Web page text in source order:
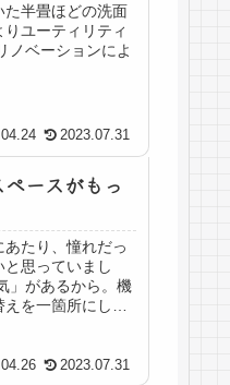
た半畳ほどの洗面
ユーティリティ
ノベーションによ
2023.07.31
ースがもっ
たり、憧れだっ
思っていまし
」があるから。機
を一箇所にしま
2023.07.31